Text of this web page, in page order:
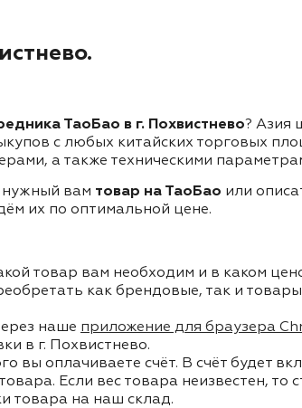
ТаоБао в г. Похвистнево? Азия
с любых китайских торговых
а также техническими
нужный вам товар на ТаоБао или
их по оптимальной цене.
товар вам необходим и в каком
как брендовые, так и
наше приложение для браузера
в г. Похвистнево.
вы оплачиваете счёт. В счёт будет
Если вес товара неизвестен, то
товара на наш склад.